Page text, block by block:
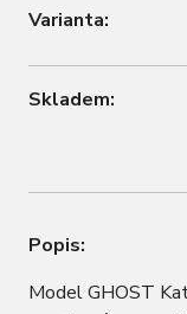
Varianta:
Skladem:
Popis:
Model GHOST